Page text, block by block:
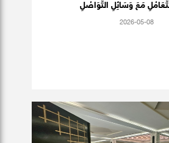
مَعَ وَسَائِلِ التَّوَاصُلِ
2026-05-08